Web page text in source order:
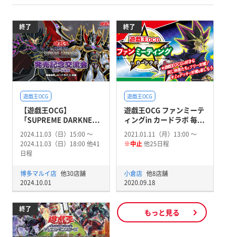
終了
遊戯王OCG
【遊戯王OCG】
「SUPREME DARKNE...
2024.11.03（日）15:00 〜
2024.11.03（日）18:00 他41
日程
博多マルイ店 他30店舗
2024.10.01
終了
遊戯王OCG
遊戯王OCG ファンミーテ
ィングin カードラボ 毎...
2021.01.11（月）13:00 〜
※中止他25日程
小倉店 他8店舗
2020.09.18
終了 もっと見る